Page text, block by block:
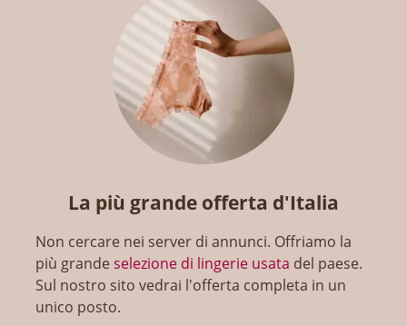
La più grande offerta d'Italia
Non cercare nei server di annunci. Offriamo la
più grandeselezione di lingerie usata del paese.
Sul nostro sito vedrai l'offerta completa in un
unico posto.